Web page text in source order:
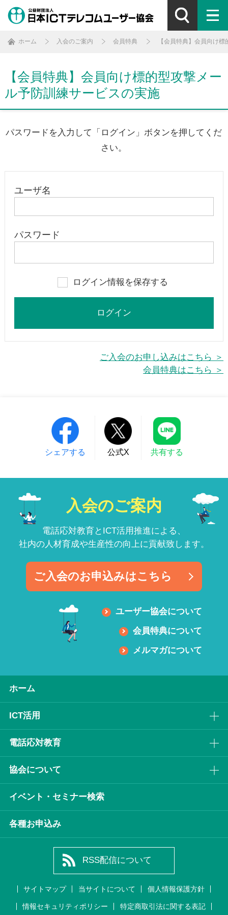
ホーム 入会のご案内 会員特典 【会員特典】会員向け
【会員特典】会員向け標的型攻撃メー
ル予防訓練サービスの実施
パスワードを入力して「ログイン」ボタンを押してくだ
さい。
ユーザ名
パスワード
ログイン情報を保存する
ご入会のお申し込みはこちら ＞
会員特典はこちら ＞
シェアする 公式X 共有する
入会のご案内
電話応対教育とICT活用推進による、
社内の人材育成や生産性の向上に貢献致します。
ご入会のお申込みはこちら
ユーザー協会について
会員特典について
メルマガについて
ホーム
ICT活⽤
電話応対教育
協会について
イベント・セミナー検索
各種お申込み
RSS配信について
サイトマップ 当サイトについて 個人情報保護方針
情報セキュリティポリシー 特定商取引法に関する表記